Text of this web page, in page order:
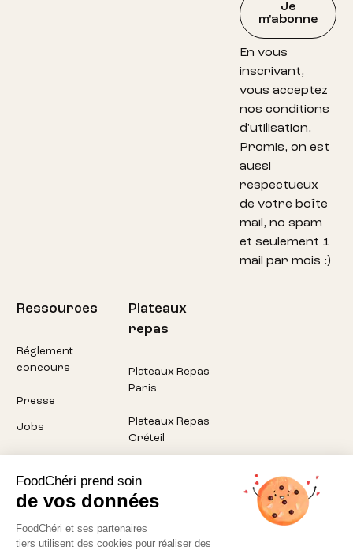
FoodChéri prend soin
de vos données
FoodChéri et ses partenaires
tiers utilisent des cookies pour réaliser des
Je
m'abonne
En vous
inscrivant,
vous acceptez
nos conditions
d'utilisation.
Promis, on est
aussi
respectueux
de votre boîte
mail, no spam
et seulement 1
mail par mois :)
Ressources
Réglement
concours
Presse
Jobs
Plateaux
repas
Plateaux Repas
Paris
Plateaux Repas
Créteil
Pantin